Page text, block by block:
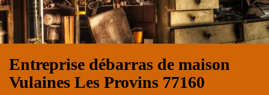
Entreprise débarras de maison
Vulaines Les Provins 77160